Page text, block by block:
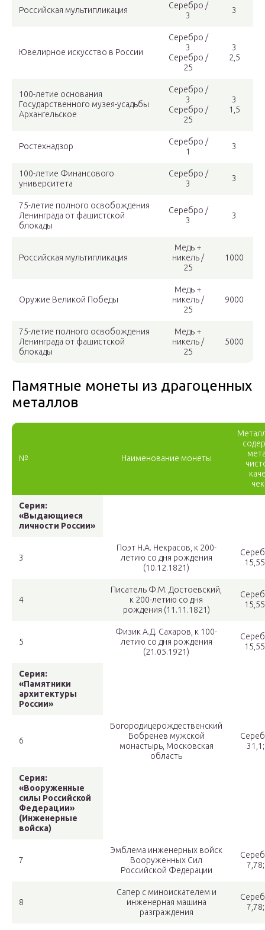
Российская мультипликация
Серебро /
3
3
Ювелирное искусство в России
Серебро /
3
Серебро /
25
3
2,5
100-летие основания
Государственного музея-усадьбы
Архангельское
Серебро /
3
Серебро /
25
3
1,5
Ростехнадзор
Серебро /
1
3
100-летие Финансового
университета
Серебро /
3
3
75-летие полного освобождения
Ленинграда от фашистской
блокады
Серебро /
3
3
Российская мультипликация
Медь +
никель /
25
1000
Оружие Великой Победы
Медь +
никель /
25
9000
75-летие полного освобождения
Ленинграда от фашистской
блокады
Медь +
никель /
25
5000
Памятные монеты из драгоценных
металлов
№ Наименование монеты
Серия:
«Выдающиеся
личности России»
3
Поэт Н.А. Некрасов, к 200-
летию со дня рождения
(10.12.1821)
4
Писатель Ф.М. Достоевский,
к 200-летию со дня
рождения (11.11.1821)
5
Физик А.Д. Сахаров, к 100-
летию со дня рождения
(21.05.1921)
Серия:
«Памятники
архитектуры
России»
6
Богородицерождественский
Бобренев мужской
монастырь, Московская
область
Серия:
«Вооруженные
силы Российской
Федерации»
(Инженерные
войска)
7
Эмблема инженерных войск
Вооруженных Сил
Российской Федерации
8
Сапер с миноискателем и
инженерная машина
разграждения